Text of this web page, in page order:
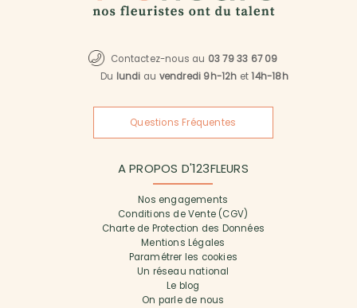
Contactez-nous au 03 79 33 67 09
Du lundi au vendredi 9h-12h et14h-18h
Questions Fréquentes
A PROPOS D'123FLEURS
Nos engagements
Conditions de Vente (CGV)
Charte de Protection des Données
Mentions Légales
Paramétrer les cookies
Un réseau national
Le blog
On parle de nous